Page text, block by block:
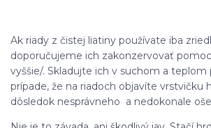
Ak riady z čistej liatiny používate iba
doporučujeme ich zakonzervovať
vyššie/. Skladujte ich v suchom a teplom
prípade, že na riadoch objavíte vrstvičku
dôsledok nesprávneho a nedokonale